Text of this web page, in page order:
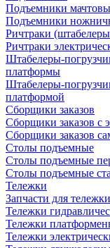
Подъемники
Подъемники
Ричтраки
Ричтраки
Штабелеры-
платформы
Штабелеры-
платформой
Сборщики заказов
Сборщики заказов с
Сборщики заказов
Столы подъемные
Столы подъемные
Столы подъемные
Тележки
Запчасти для тележки
Тележки
Тележки
Тележки